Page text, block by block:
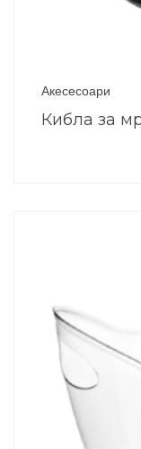
Акесесоари
Кибла за